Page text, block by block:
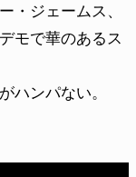
・ジェームス、
モで華のあるス
ハンパない。